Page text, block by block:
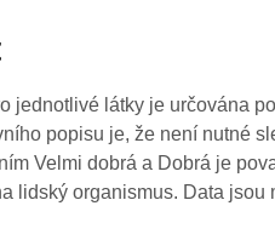
3
jednotlivé látky je určována
popisu je, že není nutné
Velmi dobrá a Dobrá je
lidský organismus. Data